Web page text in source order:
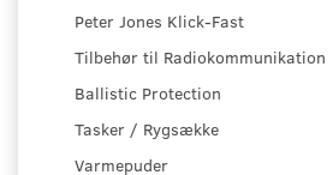
Peter Jones Klick-Fast
Tilbehør til Radiokommunikation
Ballistic Protection
Tasker / Rygsække
Varmepuder